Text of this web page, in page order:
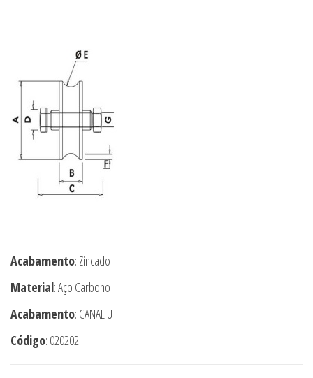
Acabamento: Zincado
Material: Aço Carbono
Acabamento: CANAL U
Código: 020202